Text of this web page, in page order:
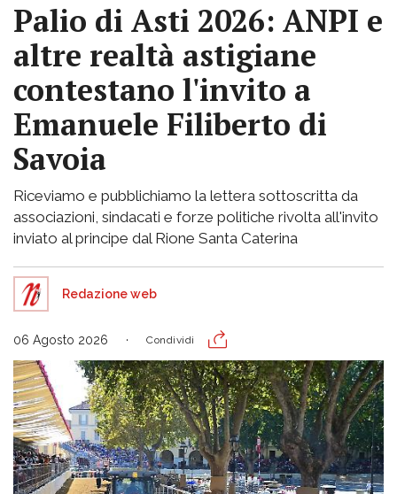
Palio di Asti 2026: ANPI e
altre realtà astigiane
contestano l'invito a
Emanuele Filiberto di
Savoia
Riceviamo e pubblichiamo la lettera sottoscritta da
associazioni, sindacati e forze politiche rivolta all'invito
inviato al principe dal Rione Santa Caterina
Redazione web
06 Agosto 2026 Condividi